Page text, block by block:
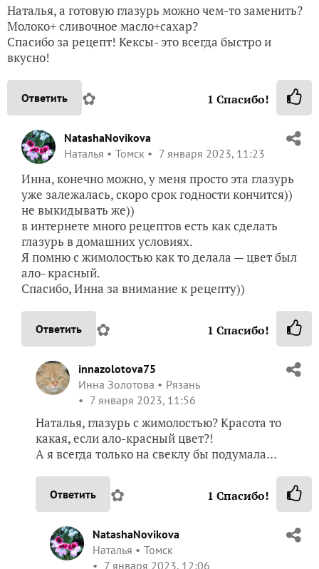
Наталья, а готовую глазурь можно чем-то заменить?
Молоко+ сливочное масло+сахар?
Спасибо за рецепт! Кексы- это всегда быстро и
вкусно!
Ответить ✿ 1 Спасибо!
NatashaNovikova
Наталья
Томск 7 января 2023, 11:23
Инна, конечно можно, у меня просто эта глазурь
уже залежалась, скоро срок годности кончится))
не выкидывать же))
в интернете много рецептов есть как сделать
глазурь в домашних условиях.
Я помню с жимолостью как то делала — цвет был
ало- красный.
Спасибо, Инна за внимание к рецепту))
Ответить ✿ 1 Спасибо!
innazolotova75
Инна Золотова
Рязань
7 января 2023, 11:56
Наталья, глазурь с жимолостью? Красота то
какая, если ало-красный цвет?!
А я всегда только на свеклу бы подумала…
Ответить ✿ 1 Спасибо!
NatashaNovikova
Наталья
Томск
7 января 2023, 12:06